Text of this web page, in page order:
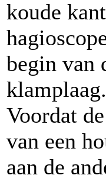
koude
begin van
Voordat
van een
aan de